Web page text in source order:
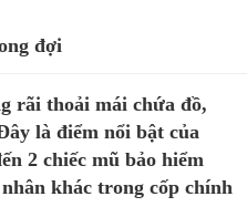
đợi
rãi thoải mái chứa đồ,
là điểm nổi bật của
2 chiếc mũ bảo hiểm
khác trong cốp chính